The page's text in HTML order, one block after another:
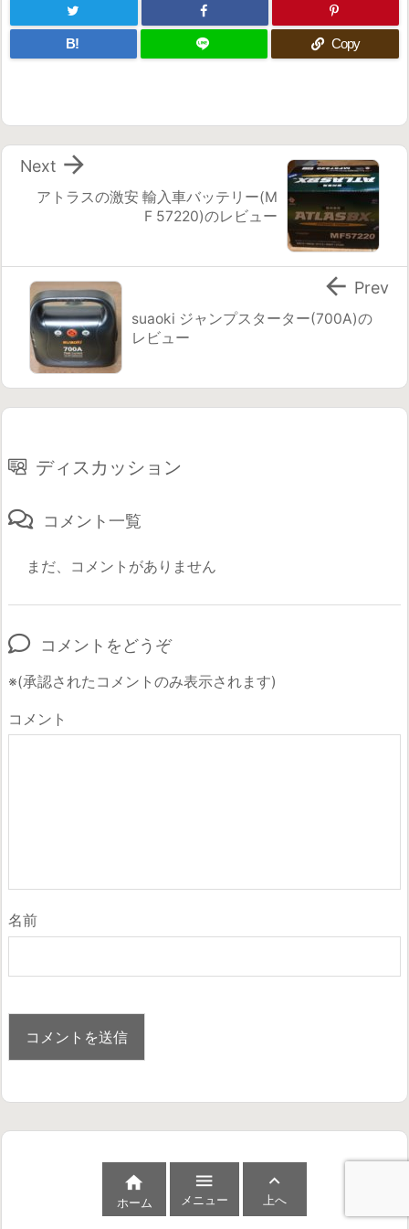
B! Copy
アトラスの激安 輸入車バッテリー(M
F 57220)のレビュー

Next
suaoki ジャンプスターター(700A)の
レビュー
 Prev
ディスカッション
コメント一覧
まだ、コメントがありません
コメントをどうぞ
※(承認されたコメントのみ表示されます)
コメント
名前

ホーム

メニュー

上へ